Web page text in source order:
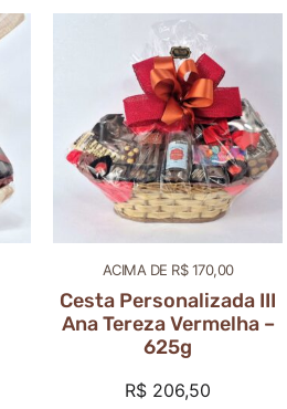
ACIMA DE R$ 170,00
Cesta Personalizada III
Ana Tereza Vermelha –
625g
R$ 206,50